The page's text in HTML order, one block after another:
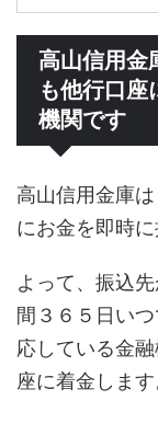
高山信用金
も他行口座
機関です
高山信用金庫
にお金を即時に
よって、振込
間３６５日い
応している金
座に着金します